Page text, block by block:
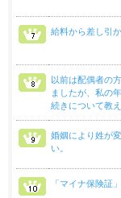
給料から差し引
以前は配偶者の
ましたが、私の
続きについて教
婚姻により姓が
い。
「マイナ保険証